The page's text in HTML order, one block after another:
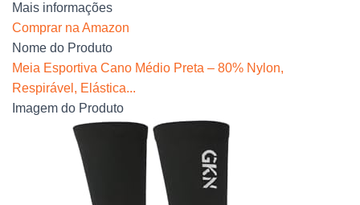
Mais informações
Comprar na Amazon
Nome do Produto
Meia Esportiva Cano Médio Preta – 80% Nylon,
Respirável, Elástica...
Imagem do Produto